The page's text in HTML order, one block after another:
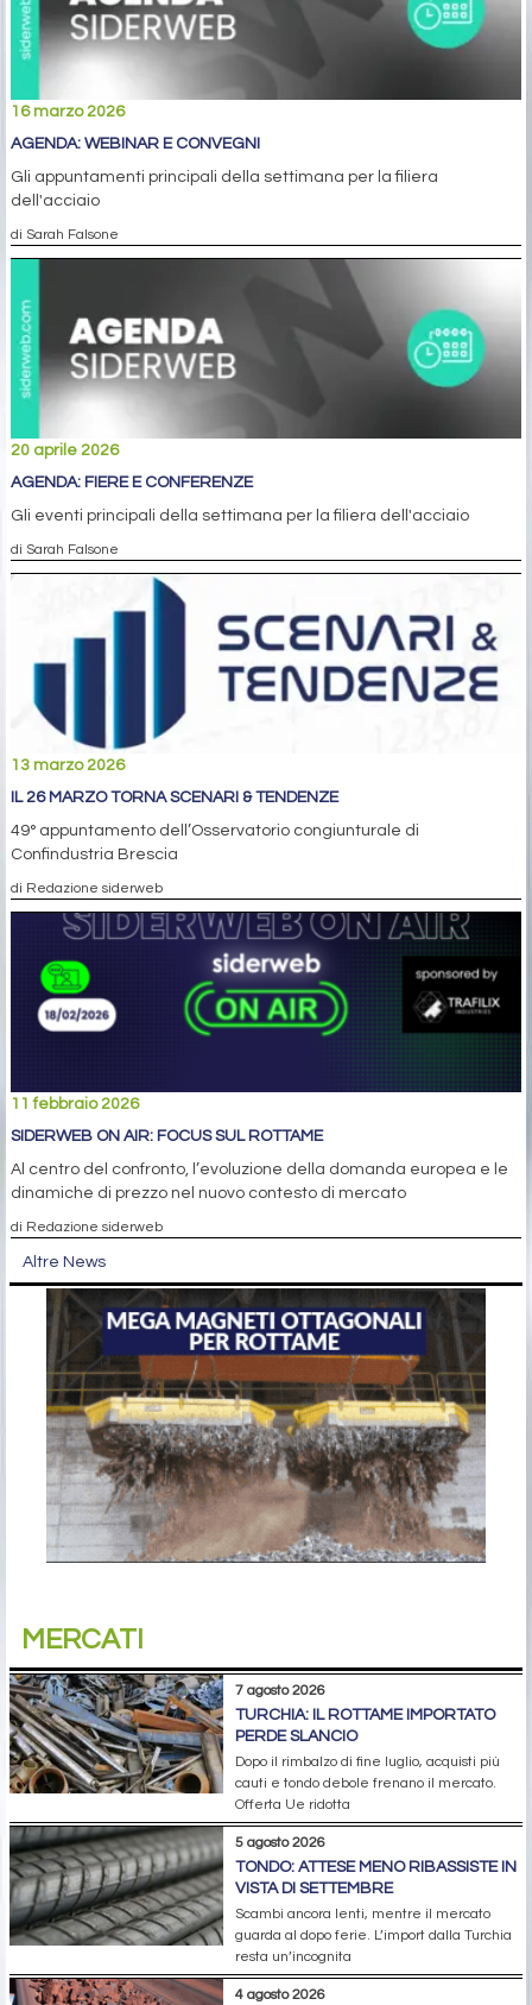
16 marzo 2026
AGENDA: WEBINAR E CONVEGNI
Gli appuntamenti principali della settimana per la filiera
dell'acciaio
di Sarah Falsone
20 aprile 2026
AGENDA: FIERE E CONFERENZE
Gli eventi principali della settimana per la filiera dell'acciaio
di Sarah Falsone
13 marzo 2026
IL 26 MARZO TORNA SCENARI & TENDENZE
49° appuntamento dell’Osservatorio congiunturale di
Confindustria Brescia
di Redazione siderweb
11 febbraio 2026
SIDERWEB ON AIR: FOCUS SUL ROTTAME
Al centro del confronto, l’evoluzione della domanda europea e le
dinamiche di prezzo nel nuovo contesto di mercato
di Redazione siderweb
Altre News
MERCATI
7 agosto 2026
TURCHIA: IL ROTTAME IMPORTATO
PERDE SLANCIO
Dopo il rimbalzo di fine luglio, acquisti più
cauti e tondo debole frenano il mercato.
Offerta Ue ridotta
5 agosto 2026
TONDO: ATTESE MENO RIBASSISTE IN
VISTA DI SETTEMBRE
Scambi ancora lenti, mentre il mercato
guarda al dopo ferie. L’import dalla Turchia
resta un’incognita
4 agosto 2026